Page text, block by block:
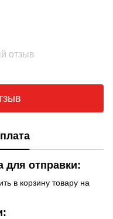
отзыв
для отправки:
в корзину товару на